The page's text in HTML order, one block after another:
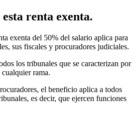
renta exenta.
exenta del 50% del salario aplica para
sus fiscales y procuradores judiciales.
los tribunales que se caracterizan por
rama.
el beneficio aplica a todos
es decir, que ejercen funciones